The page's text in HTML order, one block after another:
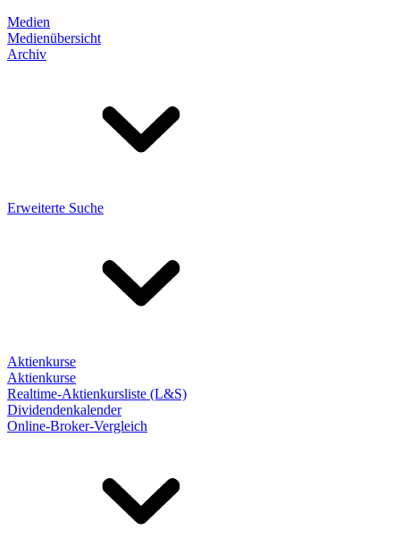
Medien
Medienübersicht
Archiv
Erweiterte Suche
Aktienkurse
Aktienkurse
Realtime-Aktienkursliste (L&S)
Dividendenkalender
Online-Broker-Vergleich